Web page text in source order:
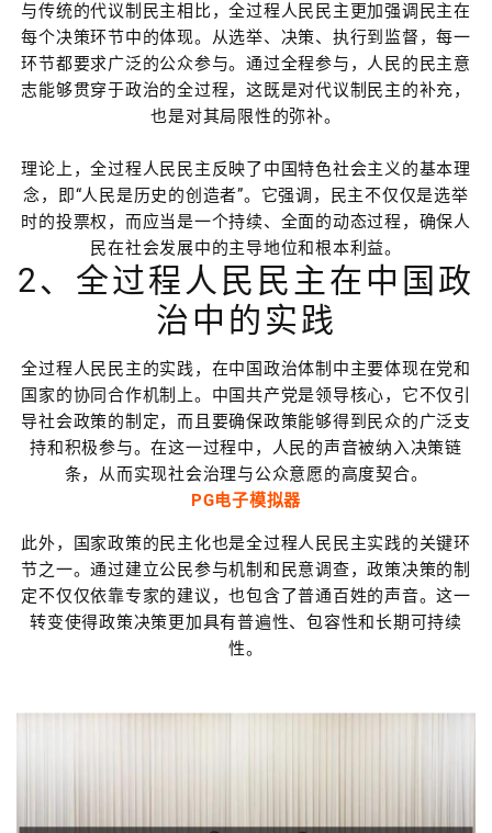
与传统的代议制民主相比，全过程人民民主更加强调民主在
每个决策环节中的体现。从选举、决策、执行到监督，每一
环节都要求广泛的公众参与。通过全程参与，人民的民主意
志能够贯穿于政治的全过程，这既是对代议制民主的补充，
也是对其局限性的弥补。
理论上，全过程人民民主反映了中国特色社会主义的基本理
念，即“人民是历史的创造者”。它强调，民主不仅仅是选举
时的投票权，而应当是一个持续、全面的动态过程，确保人
民在社会发展中的主导地位和根本利益。
2、全过程人民民主在中国政
治中的实践
全过程人民民主的实践，在中国政治体制中主要体现在党和
国家的协同合作机制上。中国共产党是领导核心，它不仅引
导社会政策的制定，而且要确保政策能够得到民众的广泛支
持和积极参与。在这一过程中，人民的声音被纳入决策链
条，从而实现社会治理与公众意愿的高度契合。
PG电子模拟器
此外，国家政策的民主化也是全过程人民民主实践的关键环
节之一。通过建立公民参与机制和民意调查，政策决策的制
定不仅仅依靠专家的建议，也包含了普通百姓的声音。这一
转变使得政策决策更加具有普遍性、包容性和长期可持续
性。